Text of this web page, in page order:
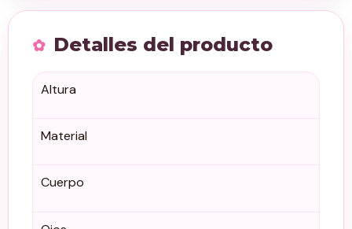
Detalles del producto
Altura
Material
Cuerpo